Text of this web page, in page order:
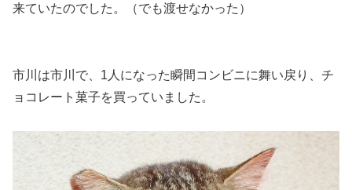
来ていたのでした。（でも渡せなかった）
市川は市川で、1人になった瞬間コンビニに舞い戻り、チ
ョコレート菓子を買っていました。